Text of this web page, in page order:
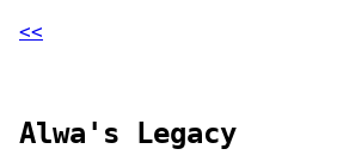
<<
Alwa's Legacy